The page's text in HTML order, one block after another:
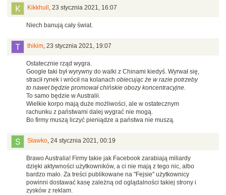
Kikkhull , 23 stycznia 2021, 16:07
Niech banują cały świat.
thikim, 23 stycznia 2021, 19:07
Ostatecznie rząd wygra.
Google taki był wyrywny do walki z Chinami kiedyś. Wyrwał się,
stracił rynek i wrócił na kolanach obiecując że w razie potrzeby
to nawet będzie promował chińskie obozy koncentracyjne.
To samo będzie w Australii.
Wielkie korpo mają duże możliwości, ale w ostatecznym
rachunku z państwami dalej wygrać nie mogą.
Bo firmy muszą liczyć pieniądze a państwa nie muszą.
Sławko, 24 stycznia 2021, 00:19
Brawo Australia! Firmy takie jak Facebook zarabiają miliardy
dzięki aktywności użytkowników, a ci nie mają z tego nic, albo
bardzo mało. Za treści publikowane na "Fejsie" użytkownicy
powinni dostawać kasę zależną od oglądalności takiej strony i
zysków z reklam.